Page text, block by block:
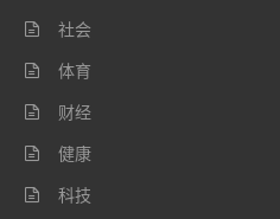
 社会
 体育
 财经
 健康
 科技